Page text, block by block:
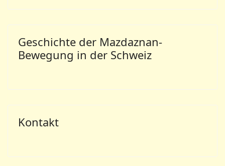
Geschichte der Mazdaznan-
Bewegung in der Schweiz
Kontakt